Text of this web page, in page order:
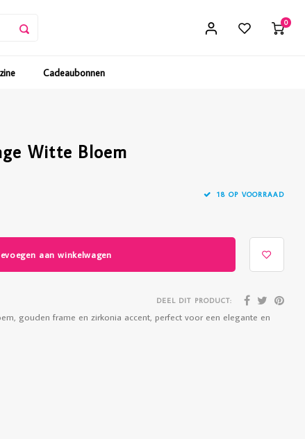
0
Cadeaubonnen
Witte Bloem
18 OP VOORRAAD
aan winkelwagen
DEEL DIT PRODUCT:
gouden frame en zirkonia accent, perfect voor een elegante en